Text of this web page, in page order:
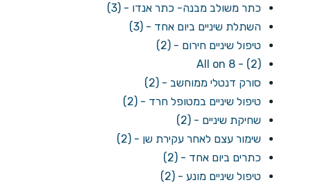
כתר משולב מבנה- כתר אנדו - (3)
השתלת שיניים ביום אחד - (3)
טיפול שיניים חירום - (2)
All on 8 - (2)
סורק דנטלי ממוחשב - (2)
טיפול שיניים במטופל חרד - (2)
שחיקת שיניים - (2)
שימור עצם לאחר עקירת שן - (2)
כתרים ביום אחד - (2)
טיפול שיניים מונע - (2)